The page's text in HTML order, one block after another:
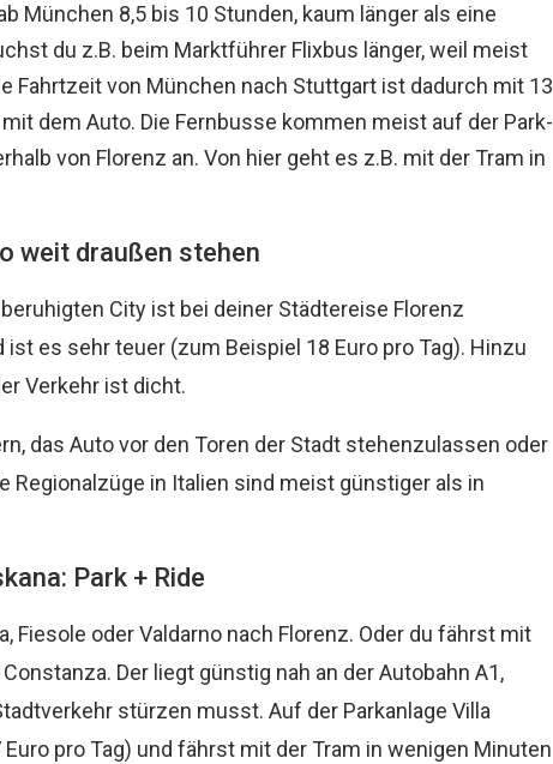
München 8,5 bis 10 Stunden, kaum länger als eine
du z.B. beim Marktführer Flixbus länger, weil meist
Fahrtzeit von München nach Stuttgart ist dadurch mit 13
dem Auto. Die Fernbusse kommen meist auf der Park-
von Florenz an. Von hier geht es z.B. mit der Tram in
weit draußen stehen
City ist bei deiner Städtereise Florenz
es sehr teuer (zum Beispiel 18 Euro pro Tag). Hinzu
Verkehr ist dicht.
das Auto vor den Toren der Stadt stehenzulassen oder
Regionalzüge in Italien sind meist günstiger als in
Park + Ride
Fiesole oder Valdarno nach Florenz. Oder du fährst mit
Der liegt günstig nah an der Autobahn A1,
stürzen musst. Auf der Parkanlage Villa
pro Tag) und fährst mit der Tram in wenigen Minuten